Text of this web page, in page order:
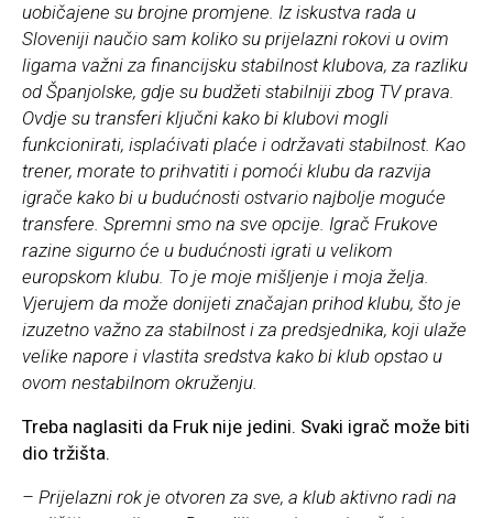
uobičajene su brojne promjene. Iz iskustva rada u
Sloveniji naučio sam koliko su prijelazni rokovi u ovim
ligama važni za financijsku stabilnost klubova, za razliku
od Španjolske, gdje su budžeti stabilniji zbog TV prava.
Ovdje su transferi ključni kako bi klubovi mogli
funkcionirati, isplaćivati plaće i održavati stabilnost. Kao
trener, morate to prihvatiti i pomoći klubu da razvija
igrače kako bi u budućnosti ostvario najbolje moguće
transfere. Spremni smo na sve opcije. Igrač Frukove
razine sigurno će u budućnosti igrati u velikom
europskom klubu. To je moje mišljenje i moja želja.
Vjerujem da može donijeti značajan prihod klubu, što je
izuzetno važno za stabilnost i za predsjednika, koji ulaže
velike napore i vlastita sredstva kako bi klub opstao u
ovom nestabilnom okruženju.
Treba naglasiti da Fruk nije jedini. Svaki igrač može biti
dio tržišta.
– Prijelazni rok je otvoren za sve, a klub aktivno radi na